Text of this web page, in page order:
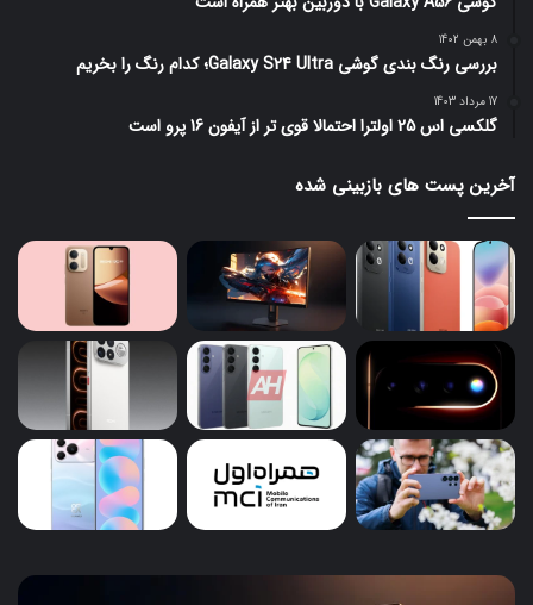
8 بهمن 1402
بررسی رنگ بندی گوشی Galaxy S24 Ultra؛ کدام رنگ را بخریم
17 مرداد 1403
گلکسی اس 25 اولترا احتمالا قوی تر از آیفون 16 پرو است
آخرین پست های بازبینی شده
مانیتور